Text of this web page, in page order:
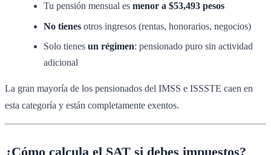
Tu pensión mensual es menor a $53,493 pesos
No tienes otros ingresos (rentas, honorarios, negocios)
Solo tienes un régimen: pensionado puro sin actividad
adicional
La gran mayoría de los pensionados del IMSS e ISSSTE caen en
esta categoría y están completamente exentos.
¿Cómo calcula el SAT si debes impuestos?